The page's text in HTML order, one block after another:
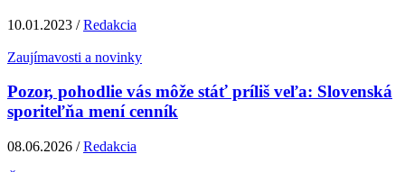
10.01.2023 /Redakcia
Zaujímavosti a novinky
Pozor, pohodlie vás môže stáť príliš veľa: Slovenská
sporiteľňa mení cenník
08.06.2026 /Redakcia